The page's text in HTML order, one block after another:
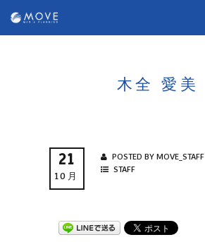
木全 愛美
21
10月
POSTED BY MOVE_STAFF
STAFF